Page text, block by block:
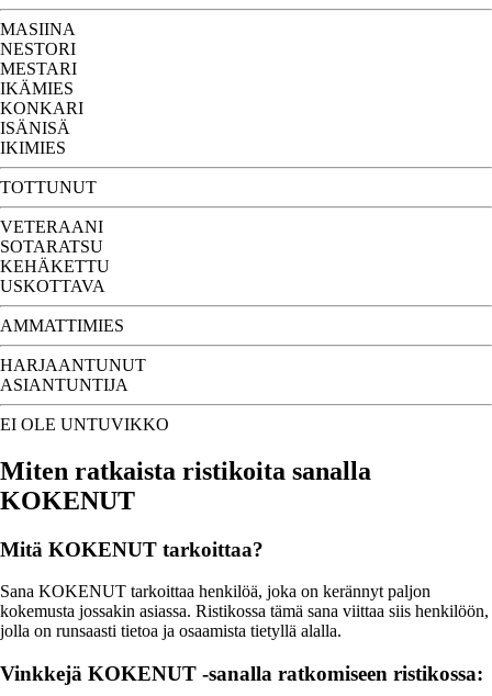
MASIINA
NESTORI
MESTARI
IKÄMIES
KONKARI
ISÄNISÄ
IKIMIES
TOTTUNUT
VETERAANI
SOTARATSU
KEHÄKETTU
USKOTTAVA
AMMATTIMIES
HARJAANTUNUT
ASIANTUNTIJA
EI OLE UNTUVIKKO
Miten ratkaista ristikoita sanalla
KOKENUT
Mitä KOKENUT tarkoittaa?
Sana KOKENUT tarkoittaa henkilöä, joka on kerännyt paljon
kokemusta jossakin asiassa. Ristikossa tämä sana viittaa siis henkilöön,
jolla on runsaasti tietoa ja osaamista tietyllä alalla.
Vinkkejä KOKENUT -sanalla ratkomiseen ristikossa: